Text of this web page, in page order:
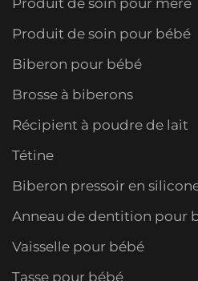
Produit de soin pour mère
Produit de soin pour bébé
Biberon pour bébé
Brosse à biberons
Récipient à poudre de lait
Tétine
Biberon pressoir en
Anneau de dentition pour
Vaisselle pour bébé
Tasse pour bébé